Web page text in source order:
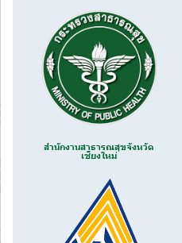
สำนักงานสาธารณสุขจังหวัด
เชียงใหม่